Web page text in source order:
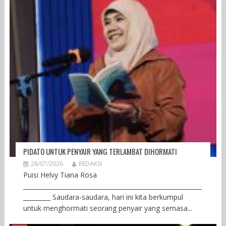
PIDATO UNTUK PENYAIR YANG TERLAMBAT DIHORMATI
28/07/2026 REDAKSI
Puisi Helvy Tiana Rosa
_________ Saudara-saudara, hari ini kita berkumpul
untuk menghormati seorang penyair yang semasa...